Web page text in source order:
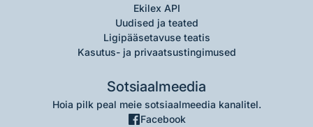
Ekilex API
Uudised ja teated
Ligipääsetavuse teatis
Kasutus- ja privaatsustingimused
Sotsiaalmeedia
Hoia pilk peal meie sotsiaalmeedia kanalitel.
Facebook